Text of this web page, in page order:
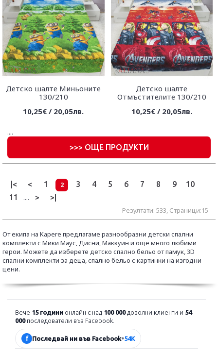
Детско шалте Миньоните
130/210
10,25€ / 20,05лв.
Детско шалте
Отмъстителите 130/210
10,25€ / 20,05лв.
....
>>> ОЩЕ ПРОДУКТИ
|< < 1 2 3 4 5 6 7 8 9
10
11
.... >
>|
Резултати: 533, Страници:15
От екипа на Kapere предлагаме разнообразни детски спални
комплекти с Мики Маус, Дисни, Маккуин и още много любими
герои. Можете да изберете детско спално бельо от памук, 3D
спални комплекти за деца, спално бельо с картинки на изгодни
цени.
Вече 15 години онлайн с над 100 000доволни клиенти и 54
000последователи във Facebook.
f Последвай ни във Facebook•54K